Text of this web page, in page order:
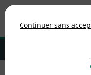
MENUContinuer sans